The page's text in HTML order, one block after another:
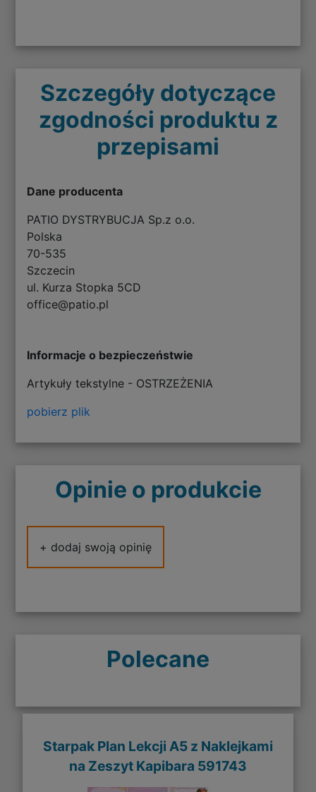
Szczegóły dotyczące
zgodności produktu z
przepisami
Dane producenta
PATIO DYSTRYBUCJA Sp.z o.o.
Polska
70-535
Szczecin
ul. Kurza Stopka 5CD
office@patio.pl
Informacje o bezpieczeństwie
Artykuły tekstylne - OSTRZEŻENIA
pobierz plik
Opinie o produkcie
+ dodaj swoją opinię
Polecane
Starpak Plan Lekcji A5 z Naklejkami
na Zeszyt Kapibara 591743